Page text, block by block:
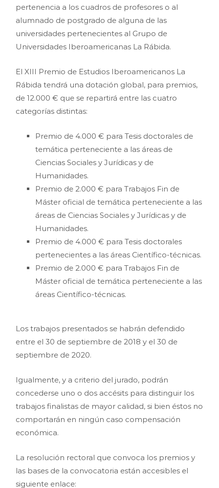
pertenencia a los cuadros de profesores o al
alumnado de postgrado de alguna de las
universidades pertenecientes al Grupo de
Universidades Iberoamericanas La Rábida.
El XIII Premio de Estudios Iberoamericanos La
Rábida tendrá una dotación global, para premios,
de 12.000 € que se repartirá entre las cuatro
categorías distintas:
Premio de 4.000 € para Tesis doctorales de
temática perteneciente a las áreas de
Ciencias Sociales y Jurídicas y de
Humanidades.
Premio de 2.000 € para Trabajos Fin de
Máster oficial de temática perteneciente a las
áreas de Ciencias Sociales y Jurídicas y de
Humanidades.
Premio de 4.000 € para Tesis doctorales
pertenecientes a las áreas Científico-técnicas.
Premio de 2.000 € para Trabajos Fin de
Máster oficial de temática perteneciente a las
áreas Científico-técnicas.
Los trabajos presentados se habrán defendido
entre el 30 de septiembre de 2018 y el 30 de
septiembre de 2020.
Igualmente, y a criterio del jurado, podrán
concederse uno o dos accésits para distinguir los
trabajos finalistas de mayor calidad, si bien éstos no
comportarán en ningún caso compensación
económica.
La resolución rectoral que convoca los premios y
las bases de la convocatoria están accesibles el
siguiente enlace: